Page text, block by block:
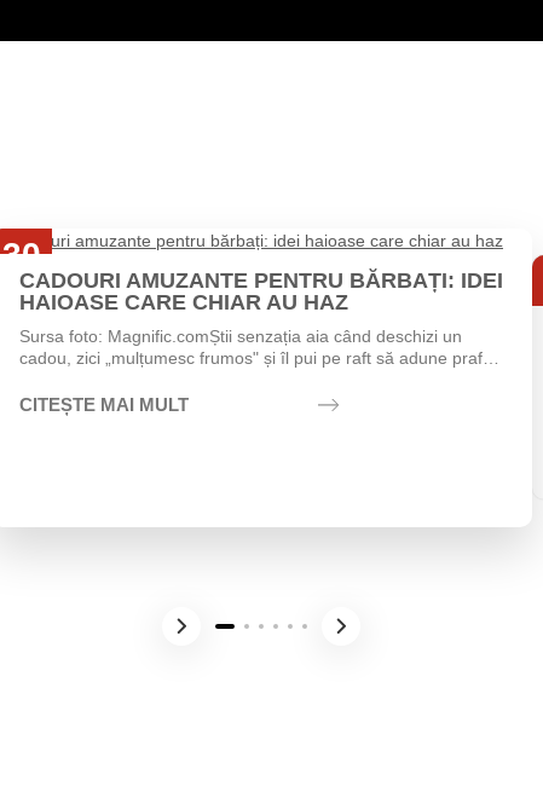
30
Iul
CADOURI AMUZANTE PENTRU BĂRBAȚI: IDEI
HAIOASE CARE CHIAR AU HAZ
Sursa foto: Magnific.comȘtii senzația aia când deschizi un
cadou, zici „mulțumesc frumos" și îl pui pe raft să adune praf?
CITEȘTE MAI MULT